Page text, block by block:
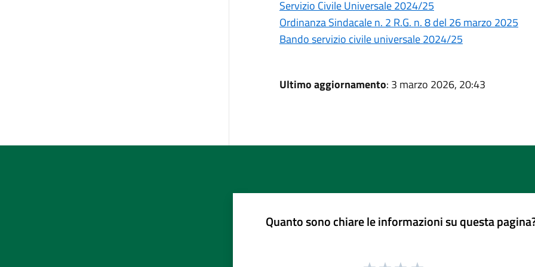
Servizio Civile Universale 2024/25
Ordinanza Sindacale n. 2 R.G. n. 8 del 26 marzo 2025
Bando servizio civile universale 2024/25
Ultimo aggiornamento: 3 marzo 2026, 20:43
Quanto sono chiare le informazioni su questa